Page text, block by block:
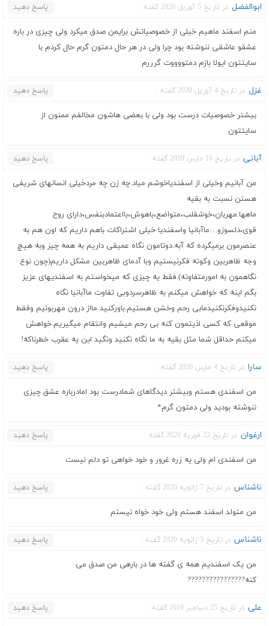
ابوالفضل در تاریخ 5 آوریل 2020 گفته : پاسخ دهید
منم اسفند ماهیم خیلی از خصوصیاتش برایمن صدق میکرد ولی چیزی در باره
عشقو عاشقی ننوشته بود چرا ولی در هر حال دمتون گرم حال کردم با
سایتتون ایولا بازم دمتووووت گرررم
غزل در تاریخ 4 آوریل 2020 گفته : پاسخ دهید
بیشتر خصوصیات درست بود ولی با بعضی هاشون مخالفم ممنون از
سایتتون
آبانی در تاریخ 16 مارس 2020 گفته : پاسخ دهید
من آبانیم وخیلی از اسفندیاخوشم میاد.چه زن چه مردخیلی انسانهای شریفی
هستن نسبت به بقیه
ماهها.مهربان،خوشقلب،متواضع،باهوش،بااعتمادبنفس،دارای روح
قوی،دلسوزو…ماآبانیا واسفندیا خیلی اشتراکات باهم داریم که اون هم به
عنصرمون برمیگرده که آبه.دوتامون نگاه عمیقی داریم به همه چیز وبه هیچ
وجه ظاهربین وکوته فکرنیستیم وبا آدمای ظاهربین مشکل داریم(چون نوع
نگاهمون به امورمتفاوته).فقط یه چیزی که میخواستم به اسفندیهای عزیز
بگم اینه که خواهش میکنم به ظاهرسردوبی تفاوت ماآبانیا نگاه
نکنیدوفکرنکنیدمابی رحم وخشن هستیم.باورکنید مااز درون مهربونیم وفقط
موقعی که کسی اذیتمون کنه بی رحم میشیم وانتقام میگیریم.خواهش
میکنم حداقل شما مثل بقیه به ما نگاه نکنید ونگید این یه عقرب خطرناکه!
سارا در تاریخ 4 مارس 2020 گفته : پاسخ دهید
من اسفندی هستم وبیشتر دیدگاهای شمادرست بود امادرباره عشق چیزی
ننوشته بودید ولی دمتون گرم*
ارغوان در تاریخ 22 فوریه 2020 گفته : پاسخ دهید
من اسفندی ام ولی یه زره غرور و خود خواهی تو دلم نیست
ناشناس در تاریخ 7 ژانویه 2020 گفته : پاسخ دهید
من متولد اسفند هستم ولی خود خواه نیستم
ناشناس در تاریخ 3 ژانویه 2020 گفته : پاسخ دهید
من یک اسفندیم همه ی گفته ها در بارهی من صدق می
کنه????????????????
علی در تاریخ 25 دسامبر 2019 گفته : پاسخ دهید